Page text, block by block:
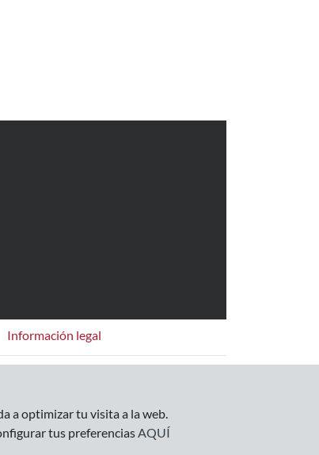
Información legal
Política de Privacidad
Política de Cookies
a optimizar tu visita a la web.
tus preferenciasAQUÍ